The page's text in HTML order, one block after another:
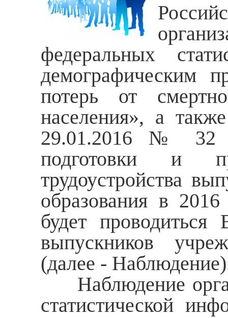
федеральных
демографическим
потерь от
населения», а
29.01.2016 № 32
подготовки и
трудоустройства
образования в
будет проводиться
выпускников
(далее -
Наблюдение
статистической